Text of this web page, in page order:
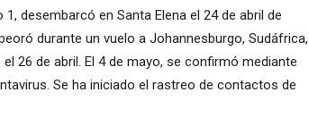
desembarcó en Santa Elena el 24 de abril de
durante un vuelo a Johannesburgo, Sudáfrica,
26 de abril. El 4 de mayo, se confirmó mediante
Se ha iniciado el rastreo de contactos de